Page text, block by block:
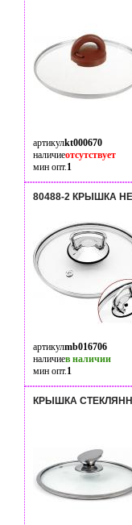
артикулkt000670
наличиеотсутствует
мин опт.1
80488-2 КРЫШКА
артикулmb016706
наличиев наличии
мин опт.1
КРЫШКА